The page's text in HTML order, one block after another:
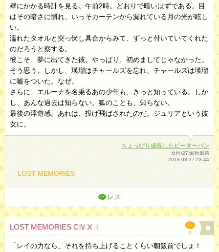
壁にかかる時計を見る。午前2時。どおりで暗いはずである。目
はその暗さに慣れ、いっそカーテンから漏れている月の光が眩し
い。
濡れたタオルと突っ伏し具合からみて、ずっと付いていてくれた
のだろうと察する。
彼こそ、夢に出てきた彼。やっぱり、初めましてじゃなかった。
そう思う。しかし、瑛瑠はチャールズを忘れ、チャールズは瑛瑠
に嘘をついた。なぜ。
さらに、エルーナを名乗るあの少年も、きっと知っている。しか
し、あんな過去は知らない。狐のことも、知らない。
最後の浮遊感。あれは、投げ飛ばされたのだ。ジュリアという彼
女に。
ちょっぴり成長したピーターパン
女性/27歳/秋田県
2018-08-17 23:44
LOST MEMORIES
レス
0
LOST MEMORIES CⅣⅩⅠ
「レイの力なら、それを持ち上げることくらい朝飯前でしょ！